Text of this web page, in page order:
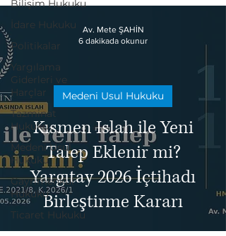
Bilişim Hukuku
İdare Hukuku
Politikalar
Yargılama
Giderleri ve
Harçlar
Tazminat
Hukuku
Medeni Usul
Hukuku
Gayrimenkul
Hukuku
Ticaret Hukuku
Kısmen Islah ile Yeni
Talep Eklenir mi?
Yargıtay 2026 İçtihadı
Birleştirme Kararı
Medeni Usul Hukuku
Av. Mete ŞAHİN
6 dakikada okunur